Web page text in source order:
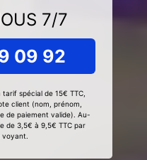
7/7
09 92
spécial de 15€ TTC,
client (nom, prénom,
de paiement valide). Au-
de 3,5€ à 9,5€ TTC par
voyant.